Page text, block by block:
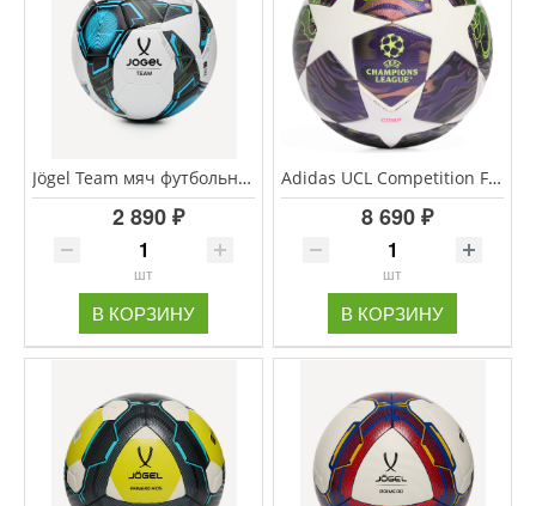
Jögel Team мяч футбольный белый размер 3
2 890 ₽
шт
В КОРЗИНУ
Adidas UCL Competition FIFA Quality Pro мяч футбольный размер 5
8 690 ₽
шт
В КОРЗИНУ